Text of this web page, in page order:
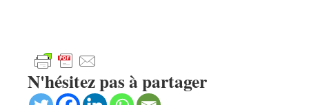
N'hésitez pas à partager